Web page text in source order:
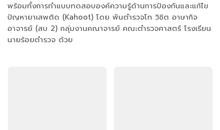
พร้อมทั้งการทำแบบทดสอบองค์ความรู้ด้านการป้องกันและแก้ไข
ปัญหายาเสพติด (Kahoot) โดย พันตำรวจโท วิชิต อาษากิจ
อาจารย์ (สบ 2) กลุ่มงานคณาจารย์ คณะตำรวจศาสตร์ โรงเรียน
นายร้อยตำรวจ ด้วย